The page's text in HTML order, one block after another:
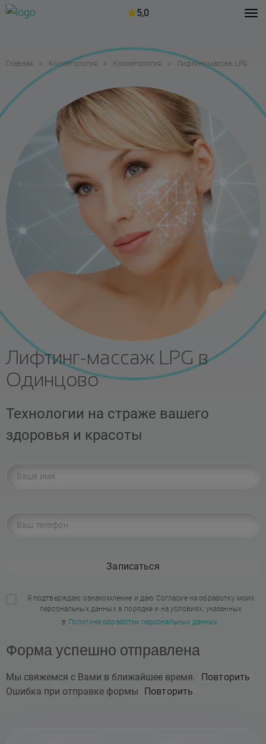
5,0
Главная Косметология Косметология Лифтинг-массаж LPG
Лифтинг-массаж LPG в
Одинцово
Технологии на страже вашего
здоровья и красоты
Записаться
Я подтверждаю ознакомление и даю Согласие на обработку моих
персональных данных в порядке и на условиях, указанных
в Политике обработки персональных данных.
Форма успешно отправлена
Мы свяжемся с Вами в ближайшее время.
Повторить
Ошибка при отправке формы
Повторить